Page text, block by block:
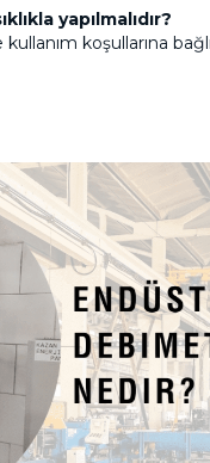
yapılmalıdır?
koşullarına